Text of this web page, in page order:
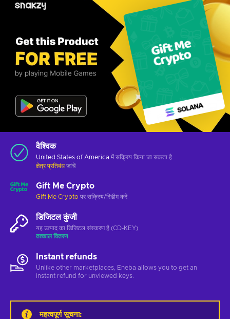
वैश्विक
United States of America में सक्रिय किया जा सकता है
क्षेत्र प्रतिबंध जांचें
Gift Me Crypto
Gift Me Crypto पर सक्रिय/रिडीम करें
डिजिटल कुंजी
यह उत्पाद का डिजिटल संस्करण है (CD-KEY)
तत्काल वितरण
Instant refunds
Unlike other marketplaces, Eneba allows you to get an
instant refund for unviewed keys.
महत्वपूर्ण सूचना: